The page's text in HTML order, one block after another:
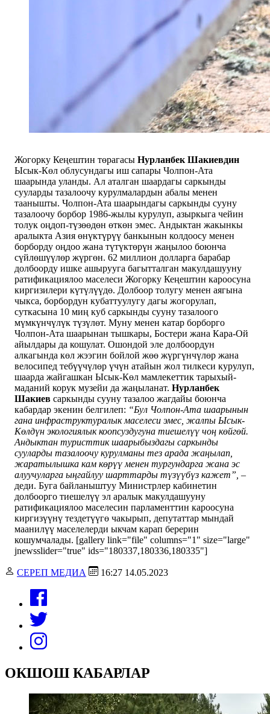
Жогорку Кеңештин төрагасы Нурланбек Шакиевдин
Ысык-Көл облусундагы иш сапары Чолпон-Ата
шаарында уланды. Ал аталган шаардагы саркынды
сууларды тазалоочу курулмалардын абалы менен
таанышты. Чолпон-Ата шаарындагы саркынды сууну
тазалоочу борбор 1986-жылы курулуп, азыркыга чейин
толук оңдоп-түзөөдөн өткөн эмес. Андыктан жакынкы
аралыкта Азия өнүктүрүү банкынын колдоосу менен
борборду оңдоо жана түтүктөрүн жаңылоо боюнча
сүйлөшүүлөр жүргөн. 62 миллион долларга барабар
долбоорду ишке ашырууга багытталган макулдашууну
ратификациялоо маселеси Жогорку Кеңештин кароосуна
киргизилери күтүлүүдө. Долбоор толугу менен аягына
чыкса, борбордун кубаттуулугу дагы жогорулап,
суткасына 10 миң куб саркынды сууну тазалоого
мүмкүнчүлүк түзүлөт. Муну менен катар борборго
Чолпон-Ата шаарынан тышкары, Бостери жана Кара-Ой
айылдары да кошулат. Ошондой эле долбоордун
алкагында көл жээгин бойлой жөө жүргүнчүлөр жана
велосипед тебүүчүлөр үчүн атайын жол тилкеси курулуп,
шаарда жайгашкан Ысык-Көл мамлекеттик тарыхый-
маданий корук музейи да жаңыланат. Нурланбек
Шакиев саркынды сууну тазалоо жагдайы боюнча
кабардар экенин белгилеп: “Бул Чолпон-Ата шаарынын
гана инфраструктуралык маселеси эмес, жалпы Ысык-
Көлдүн экологиялык коопсуздугуна тиешелүү чоң көйгөй.
Андыктан туристтик шаарыбыздагы саркынды
сууларды тазалоочу курулманы тез арада жаңылап,
жаратылышка кам көрүү менен тургундарга жана эс
алуучуларга ыңгайлуу шарттарды түзүүбүз кажет”, –
деди. Буга байланыштуу Министрлер кабинетин
долбоорго тиешелүү эл аралык макулдашууну
ратификациялоо маселесин парламенттин кароосуна
киргизүүнү тездетүүгө чакырып, депутаттар мындай
маанилүү маселелерди ыкчам карап берерин
кошумчалады. [gallery link="file" columns="1" size="large"
jnewsslider="true" ids="180337,180336,180335"]
СЕРЕП МЕДИА 16:27 14.05.2023
ОКШОШ КАБАРЛАР